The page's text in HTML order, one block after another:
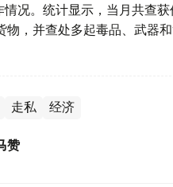
况。统计显示，当月共查获
物，并查处多起毒品、武器
走私 经济
赞